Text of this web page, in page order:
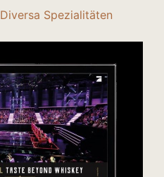
Diversa Spezialitäten